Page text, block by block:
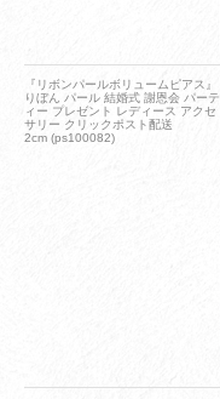
『リボンパールボリュームピアス』
りぼん パール 結婚式 謝恩会 パーテ
ィー プレゼント レディース アクセ
サリー クリックポスト配送
2cm (ps100082)